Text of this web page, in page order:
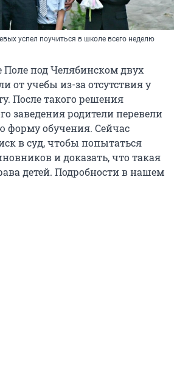
успел поучиться в школе всего неделю
Поле под Челябинском двух
от учебы из-за отсутствия у
После такого решения
заведения родители перевели
форму обучения. Сейчас
в суд, чтобы попытаться
и доказать, что такая
детей. Подробности в нашем